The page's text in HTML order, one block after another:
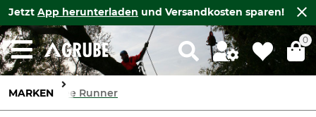
Jetzt App herunterladen und Versandkosten sparen!
0
MARKEN Tree Runner